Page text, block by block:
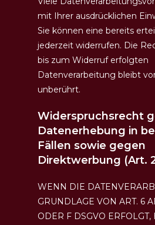
mit Ihrer ausdrücklichen
Sie können eine bereits
jederzeit widerrufen. Die
bis zum Widerruf erfolgten
Datenverarbeitung bleibt
unberührt.
Widerspruchsrecht
Datenerhebung in
Fällen sowie gegen
Direktwerbung (Art.
WENN DIE
GRUNDLAGE VON ART. 6
ODER F DSGVO ERFOLGT,